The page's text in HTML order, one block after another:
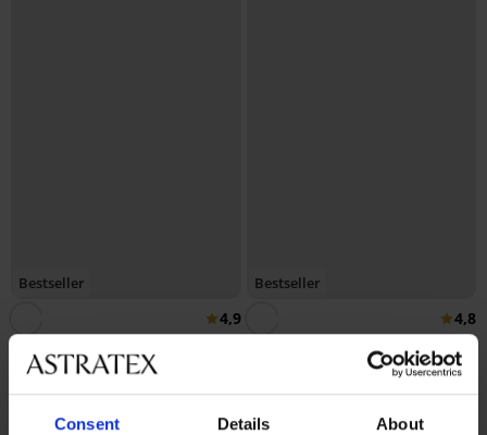
Consent Details About
Bestseller
4,9
Podprsenka Spacer 3D Lady
Grace New
49,99 €
Bestseller
4,8
Podprsenka Maia 4D